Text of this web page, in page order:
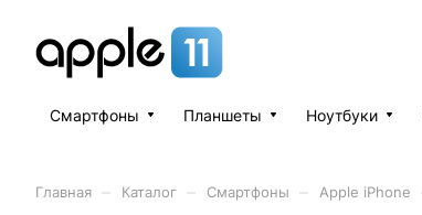
Смартфоны Планшеты Ноутбуки
Главная Каталог Смартфоны Apple iPhone